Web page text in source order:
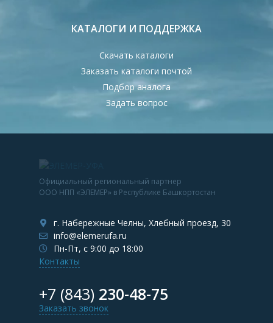
КАТАЛОГИ И ПОДДЕРЖКА
Скачать каталоги
Заказать каталоги почтой
Подбор аналога
Задать вопрос
Официальный региональный партнер
ООО НПП «ЭЛЕМЕР» в Республике Башкортостан
г. Набережные Челны, Хлебный проезд, 30
info@elemerufa.ru
Пн-Пт, с 9:00 до 18:00
Контакты
+7 (843) 230-48-75
Заказать звонок